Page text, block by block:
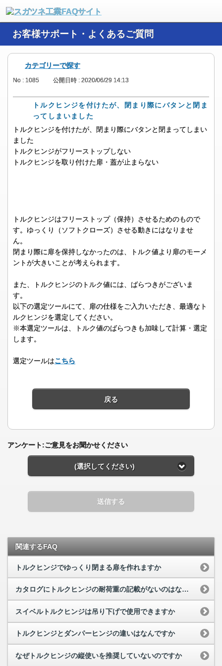
お客様サポート・よくあるご質問
カテゴリーで探す
No : 1085 公開日時 : 2020/06/29 14:13
トルクヒンジを付けたが、閉まり際にバタンと閉ま
ってしまいました
トルクヒンジを付けたが、閉まり際にバタンと閉まってしまい
ました
トルクヒンジがフリーストップしない
トルクヒンジを取り付けた扉・蓋が止まらない
トルクヒンジはフリーストップ（保持）させるためのもので
す。ゆっくり（ソフトクローズ）させる動きにはなりませ
ん。
閉まり際に扉を保持しなかったのは、トルク値より扉のモーメ
ントが大きいことが考えられます。
また、トルクヒンジのトルク値には、ばらつきがございま
す。
以下の選定ツールにて、扉の仕様をご入力いただき、最適なト
ルクヒンジを選定してください。
※本選定ツールは、トルク値のばらつきも加味して計算・選定
します。
選定ツールはこちら
戻る
アンケート:ご意見をお聞かせください
(選択してください)
送信する
関連するFAQ
トルクヒンジでゆっくり閉まる扉を作れますか
カタログにトルクヒンジの耐荷重の記載がないのはなぜですか
スイベルトルクヒンジは吊り下げで使用できますか
トルクヒンジとダンパーヒンジの違いはなんですか
なぜトルクヒンジの縦使いを推奨していないのですか